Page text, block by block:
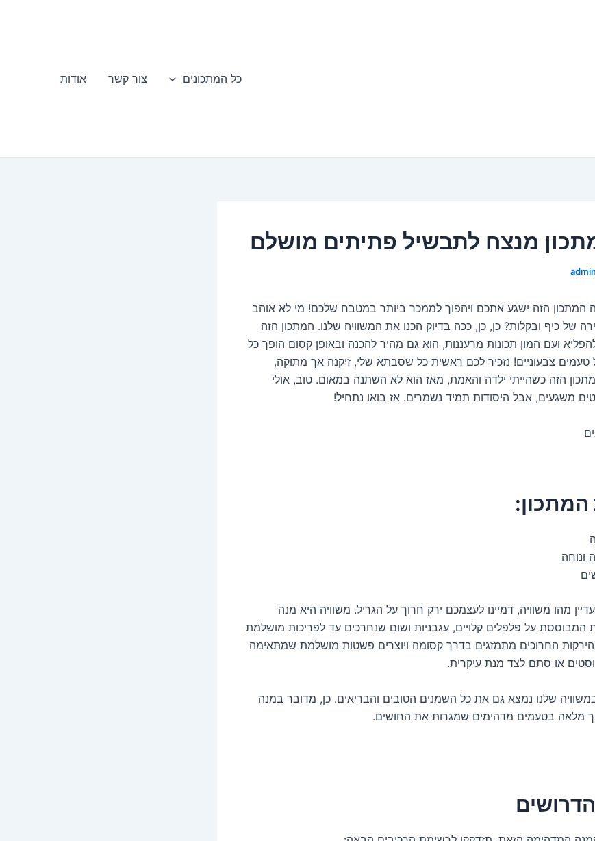
כל המתכונים צור קשר אודות
מנצח לתבשיל פתיתים מושלם
admin
המתכון הזה ישגע אתכם ויהפוך לממכר ביותר במטבח שלכם! מי לא אוהב
של כיף ובקלות? כן, כן, ככה בדיוק הכנו את המשוויה שלנו. המתכון הזה
ועם המון תכונות מרעננות, הוא גם מהיר להכנה ובאופן קסום הופך כל
צבעוניים! נזכיר לכם ראשית כל שסבתא שלי, זיקנה אך מתוקה,
הזה כשהייתי ילדה והאמת, מאז הוא לא השתנה במאום. טוב, אולי
משגעים, אבל היסודות תמיד נשמרים. אז בואו נתחיל!
המתכון:
ונוחה
מהו משוויה, דמיינו לעצמכם ירק חרוך על הגריל. משוויה היא מנה
המבוססת על פלפלים קלויים, עגבניות ושום שנחרכים עד לפריכות מושלמת
החרוכים מתמזגים בדרך קסומה ויוצרים פשטות מושלמת שמתאימה
או סתם לצד מנת עיקרית.
שלנו נמצא גם את כל השמנים הטובים והבריאים. כן, מדובר במנה
מלאה בטעמים מדהימים שמגרות את החושים.